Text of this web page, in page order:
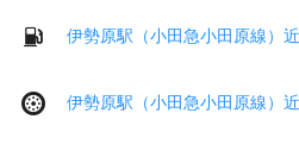
伊勢原駅（小田急小田原線）
伊勢原駅（小田急小田原線）